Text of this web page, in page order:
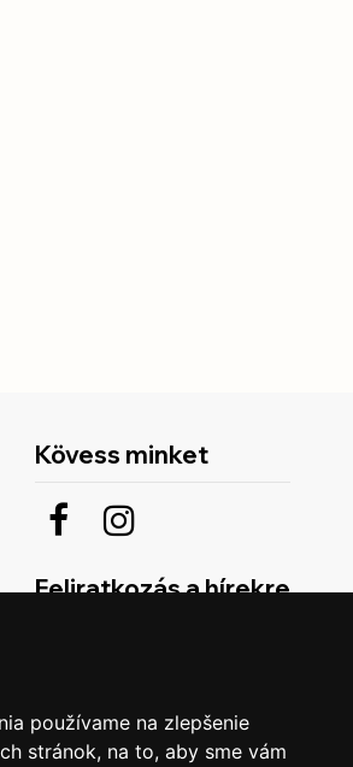
používame na zlepšenie
stránok, na to, aby sme vám
Kövess minket
Feliratkozás a hírekre